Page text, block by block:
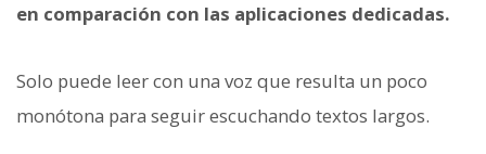
en comparación con las aplicaciones dedicadas.
Solo puede leer con una voz que resulta un poco
monótona para seguir escuchando textos largos.